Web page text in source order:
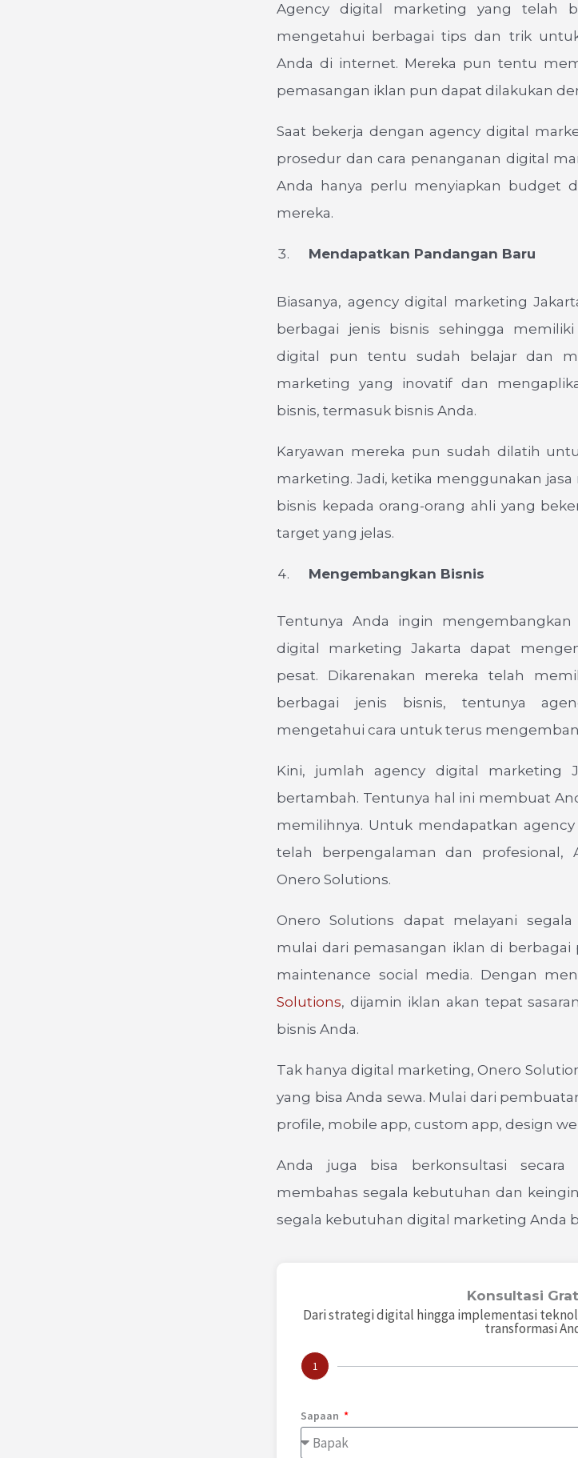
Agency digital marketing yang telah
mengetahui berbagai tips dan trik
Anda di internet. Mereka pun tentu
pemasangan iklan pun dapat dilakukan
Saat bekerja dengan agency digital
prosedur dan cara penanganan digital
Anda hanya perlu menyiapkan budget
mereka.
Mendapatkan Pandangan Baru
Biasanya, agency digital marketing
berbagai jenis bisnis sehingga
digital pun tentu sudah belajar dan
marketing yang inovatif dan
bisnis, termasuk bisnis Anda.
Karyawan mereka pun sudah dilatih
marketing. Jadi, ketika menggunakan
bisnis kepada orang-orang ahli yang
target yang jelas.
Mengembangkan Bisnis
Tentunya Anda ingin
digital marketing Jakarta dapat
pesat. Dikarenakan mereka telah
berbagai jenis bisnis, tentunya
mengetahui cara untuk terus
Kini, jumlah agency digital marketing
bertambah. Tentunya hal ini membuat
memilihnya. Untuk mendapatkan
telah berpengalaman dan profesional,
Onero Solutions.
Onero Solutions dapat melayani
mulai dari pemasangan iklan di berbagai
maintenance social media. Dengan
Solutions, dijamin iklan akan tepat
bisnis Anda.
Tak hanya digital marketing, Onero
yang bisa Anda sewa. Mulai dari
profile, mobile app, custom app, design
Anda juga bisa berkonsultasi
membahas segala kebutuhan dan
segala kebutuhan digital marketing Anda
Konsultasi
Dari strategi digital hingga implementasi
transformasi
1
Sapaan